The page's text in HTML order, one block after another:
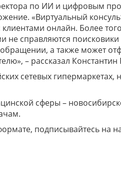
по ИИ и цифровым
«Виртуальный
онлайн. Более
справляются поисковики
а также может
– рассказал
сетевых гипермаркетах,
сферы –
подписывайтесь на